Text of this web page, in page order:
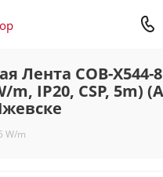
Лента COB-X544-
m, IP20, CSP, 5m)
W/m